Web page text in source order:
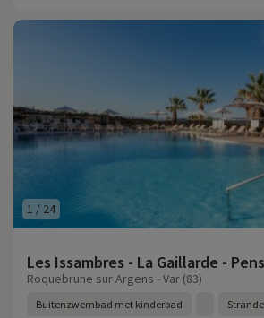
1 / 24
Les Issambres - La Gaillarde -
Roquebrune sur Argens - Var (83)
Buitenzwembad met kinderbad